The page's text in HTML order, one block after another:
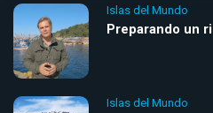
Islas del Mundo
Preparando un
Islas del Mundo